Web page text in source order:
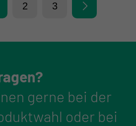
2 3
gerne bei der
oder bei